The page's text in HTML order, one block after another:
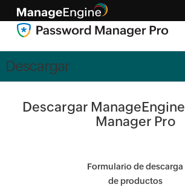
Descargar
Descargar
Manager Pro
Formulario de descarga
de productos